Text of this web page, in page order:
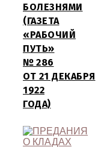
БОЛЕЗНЯМИ
(ГАЗЕТА
«РАБОЧИЙ
ПУТЬ»
№ 286
ОТ 21 ДЕКАБРЯ
1922
ГОДА)